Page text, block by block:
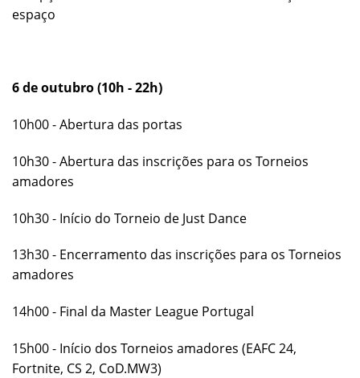
espaço
6 de outubro (10h - 22h)
10h00 - Abertura das portas
10h30 - Abertura das inscrições para os Torneios
amadores
10h30 - Início do Torneio de Just Dance
13h30 - Encerramento das inscrições para os Torneios
amadores
14h00 - Final da Master League Portugal
15h00 - Início dos Torneios amadores (EAFC 24,
Fortnite, CS 2, CoD.MW3)